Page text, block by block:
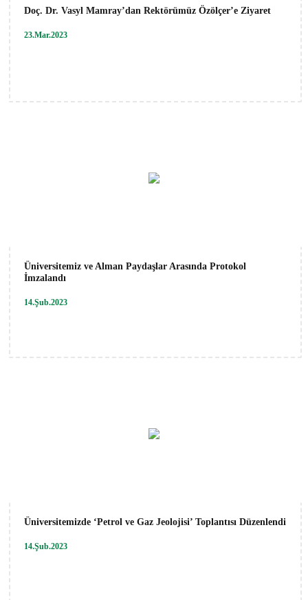
Doç. Dr. Vasyl Mamray’dan Rektörümüz Özölçer’e Ziyaret
23.Mar.2023
Üniversitemiz ve Alman Paydaşlar Arasında Protokol
İmzalandı
14.Şub.2023
Üniversitemizde ‘Petrol ve Gaz Jeolojisi’ Toplantısı Düzenlendi
14.Şub.2023